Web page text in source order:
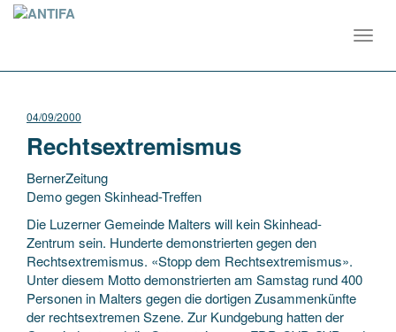
04/09/2000
Rechtsextremismus
BernerZeitung
Demo gegen Skinhead-Treffen
Die Luzerner Gemeinde Malters will kein Skinhead-
Zentrum sein. Hunderte demonstrierten gegen den
Rechtsextremismus. «Stopp dem Rechtsextremismus».
Unter diesem Motto demonstrierten am Samstag rund 400
Personen in Malters gegendie dortigen Zusammenkünfte
der rechtsextremen Szene. Zur Kundgebung hatten der